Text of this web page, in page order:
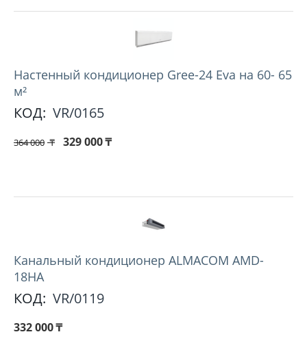
Настенный кондиционер Gree-24 Eva на 60- 65
м²
КОД: VR/0165
364 000 ₸ 329 000₸
Канальный кондиционер ALMACOM AMD-
18HA
КОД: VR/0119
332 000₸